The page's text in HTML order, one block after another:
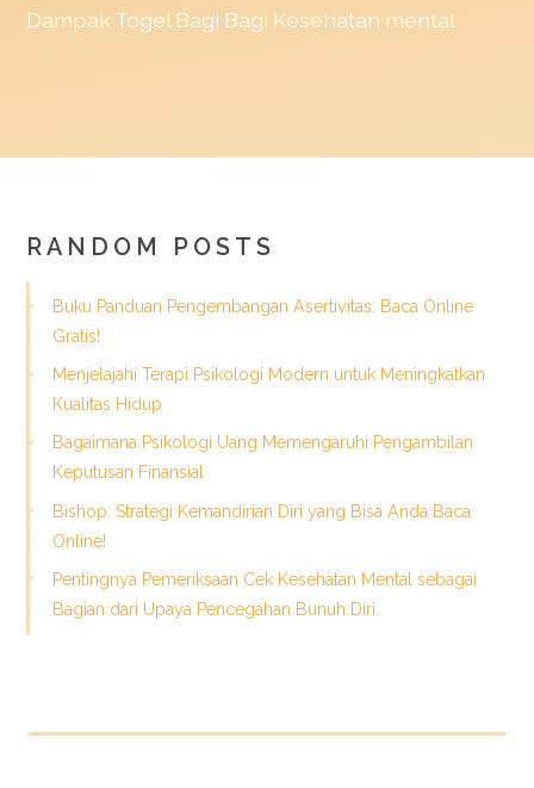
Dampak Togel Bagi Bagi Kesehatan mental
RANDOM POSTS
Buku Panduan Pengembangan Asertivitas: Baca Online
Gratis!
Menjelajahi Terapi Psikologi Modern untuk Meningkatkan
Kualitas Hidup
Bagaimana Psikologi Uang Memengaruhi Pengambilan
Keputusan Finansial
Bishop: Strategi Kemandirian Diri yang Bisa Anda Baca
Online!
Pentingnya Pemeriksaan Cek Kesehatan Mental sebagai
Bagian dari Upaya Pencegahan Bunuh Diri.